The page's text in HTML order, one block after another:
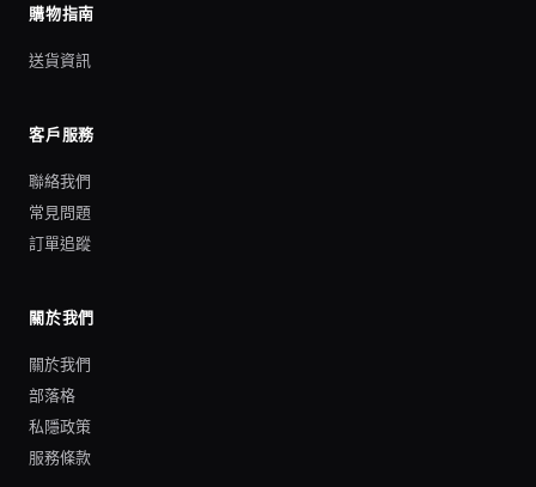
購物指南
送貨資訊
客戶服務
聯絡我們
常見問題
訂單追蹤
關於我們
關於我們
部落格
私隱政策
服務條款